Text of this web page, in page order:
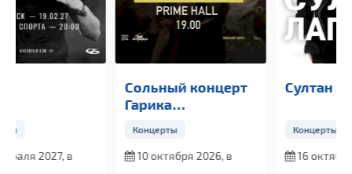
Сольный концерт
10 октября 2026, в
Султан Лагучев
16 октября 2026, в